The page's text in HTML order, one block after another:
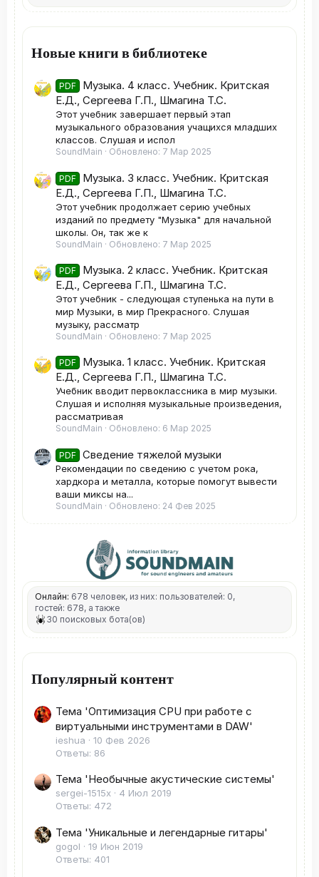
Новые книги в библиотеке
PDF
Музыка. 4 класс. Учебник. Критская
Е.Д., Сергеева Г.П., Шмагина Т.С.
Этот учебник завершает первый этап
музыкального образования учащихся младших
классов. Слушая и испол
SoundMain Обновлено: 7 Мар 2025
PDF
Музыка. 3 класс. Учебник. Критская
Е.Д., Сергеева Г.П., Шмагина Т.С.
Этот учебник продолжает серию учебных
изданий по предмету "Музыка" для начальной
школы. Он, так же к
SoundMain Обновлено: 7 Мар 2025
PDF
Музыка. 2 класс. Учебник. Критская
Е.Д., Сергеева Г.П., Шмагина Т.С.
Этот учебник - следующая ступенька на пути в
мир Музыки, в мир Прекрасного. Слушая
музыку, рассматр
SoundMain Обновлено: 7 Мар 2025
PDF
Музыка. 1 класс. Учебник. Критская
Е.Д., Сергеева Г.П., Шмагина Т.С.
Учебник вводит первоклассника в мир музыки.
Слушая и исполняя музыкальные произведения,
рассматривая
SoundMain Обновлено: 6 Мар 2025
PDF Сведение тяжелой музыки
Рекомендации по сведению с учетом рока,
хардкора и металла, которые помогут вывести
ваши миксы на...
SoundMain Обновлено: 24 Фев 2025
Онлайн: 678 человек, из них: пользователей: 0,
гостей: 678, а также
30 поисковых бота(ов)
Популярный контент
Тема 'Оптимизация CPU при работе с
виртуальными инструментами в DAW'
ieshua
10 Фев 2026
Ответы: 86
Тема 'Необычные акустические системы'
sergei-1515x
4 Июл 2019
Ответы: 472
Тема 'Уникальные и легендарные гитары'
gogol
19 Июн 2019
Ответы: 401